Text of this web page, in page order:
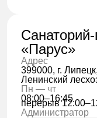
«Парус»
Адрес
399000, г.
Ленинский
Пн — чт
08:00–16:45
перерыв
Администратор